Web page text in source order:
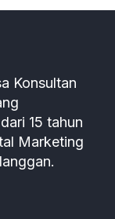
Konsultan
15 tahun
Marketing